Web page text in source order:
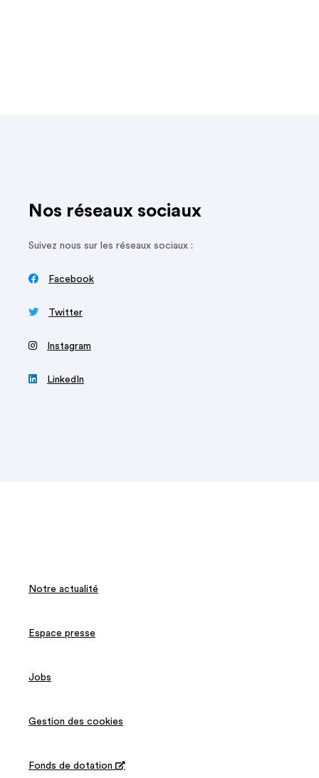
Nos réseaux sociaux
Suivez nous sur les réseaux sociaux :
 Facebook
 Twitter
‍ Instagram
 LinkedIn
Notre actualité
Espace presse
Jobs
Gestion des cookies
Fonds de dotation 